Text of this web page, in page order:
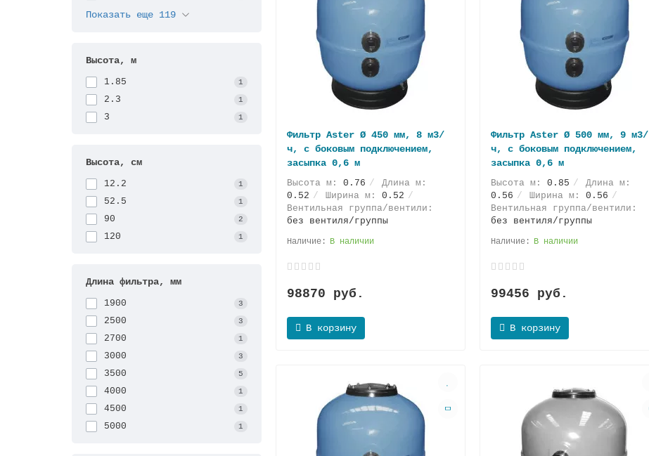
Показать еще 119
Высота, м
1.85 1
2.3 1
3 1
Высота, см
12.2 1
52.5 1
90 2
120 1
Длина фильтра, мм
1900 3
2500 3
2700 1
3000 3
3500 5
4000 1
4500 1
5000 1
Фильтр Aster Ø 450 мм, 8 м3/
ч, с боковым подключениeм,
засыпка 0,6 м
Высота м: 0.76
Длина м:
0.52
Ширина м: 0.52
Вентильная группа/вентили:
без вентиля/группы
В наличии
98870 руб.
В корзину
Фильтр Aster Ø 500 мм, 9 м3/
ч, с боковым подключением,
зaсыпка 0,6 м
Высота м: 0.85
Длина м:
0.56
Ширина м: 0.56
Вентильная группа/вентили:
без вентиля/группы
В наличии
99456 руб.
В корзину